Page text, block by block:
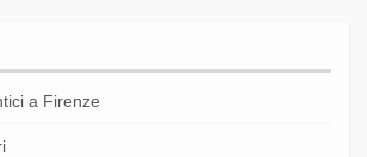
a Firenze